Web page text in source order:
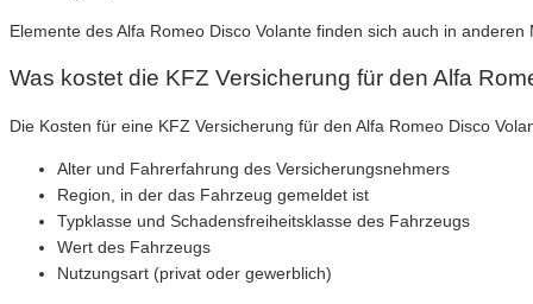
Elemente des Alfa Romeo Disco Volante finden sich auch in
Was kostet die KFZ Versicherung für den Alfa
Die Kosten für eine KFZ Versicherung für den Alfa Romeo Disco
Alter und Fahrerfahrung des Versicherungsnehmers
Region, in der das Fahrzeug gemeldet ist
Typklasse und Schadensfreiheitsklasse des Fahrzeugs
Wert des Fahrzeugs
Nutzungsart (privat oder gewerblich)